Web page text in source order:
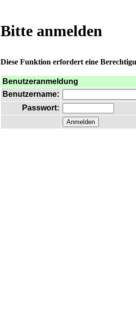
Bitte anmelden
Diese Funktion erfordert eine
Benutzeranmeldung
Benutzername:
Passwort: